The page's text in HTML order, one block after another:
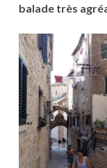
balade très